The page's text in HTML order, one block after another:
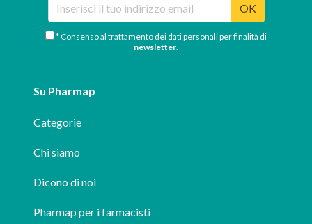
OK
* Consenso al trattamento dei dati personali per finalità di
newsletter
Su Pharmap
Categorie
Chi siamo
Dicono di noi
Pharmap per i farmacisti